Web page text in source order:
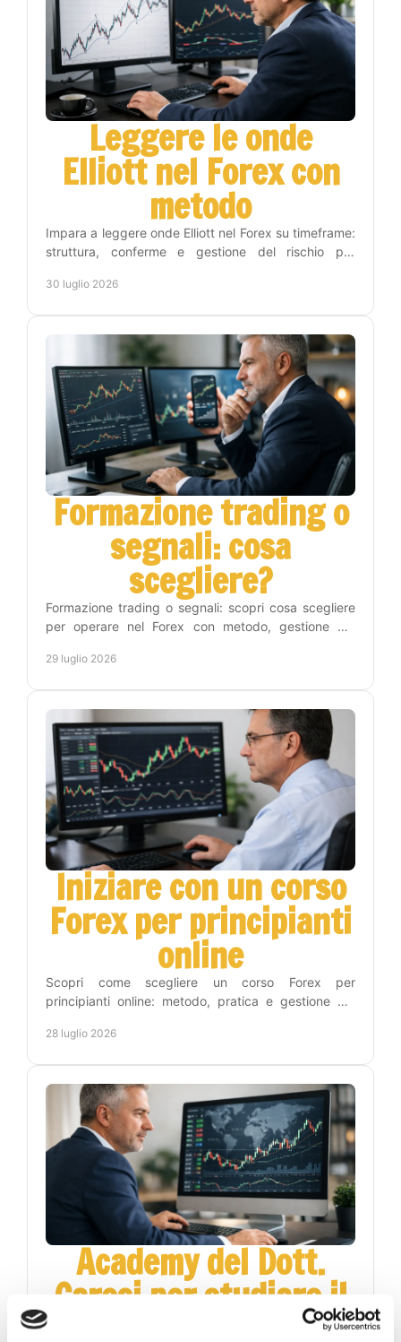
Leggere le onde
Elliott nel Forex con
metodo
Impara a leggere onde Elliott nel Forex su timeframe:
struttura, conferme e gestione del rischio per
30 luglio 2026
Formazione trading o
segnali: cosa
scegliere?
Formazione trading o segnali: scopri cosa scegliere
per operare nel Forex con metodo, gestione del
29 luglio 2026
Iniziare con un corso
Forex per principianti
online
Scopri come scegliere un corso Forex per
principianti online: metodo, pratica e gestione del
ogni giorno.
28 luglio 2026
Academy del Dott.
Carosi per studiare il